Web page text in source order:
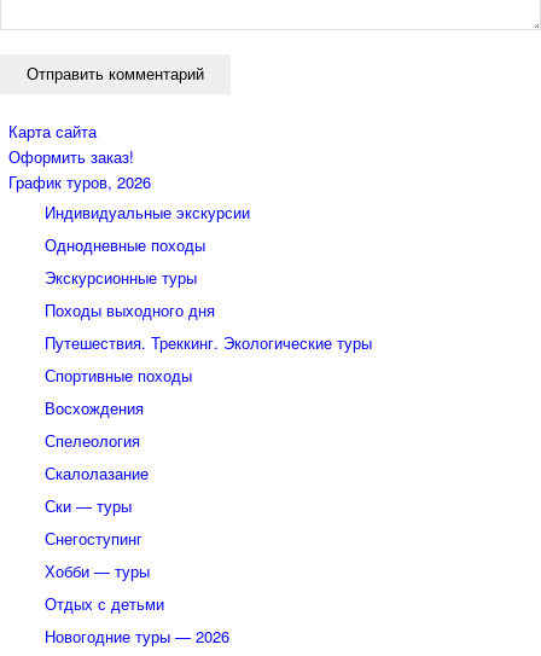
Карта сайта
Оформить заказ!
График туров, 2026
Индивидуальные экскурсии
Однодневные походы
Экскурсионные туры
Походы выходного дня
Путешествия. Треккинг. Экологические туры
Спортивные походы
Восхождения
Спелеология
Скалолазание
Ски — туры
Снегоступинг
Хобби — туры
Отдых с детьми
Новогодние туры — 2026